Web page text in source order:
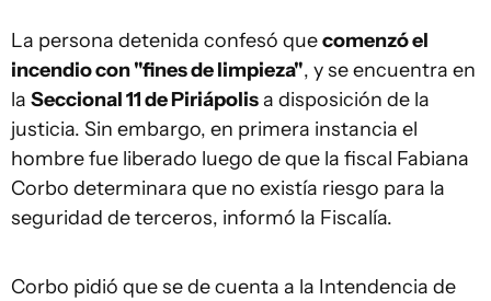
La persona detenida confesó quecomenzó el
incendio con "fines de limpieza", y se encuentra en
la Seccional 11 de Piriápolisa disposición de la
justicia. Sin embargo, en primera instancia el
hombre fue liberado luego de que la fiscal Fabiana
Corbo determinara que no existía riesgo para la
seguridad de terceros, informó la Fiscalía.
Corbo pidió que se de cuenta a la Intendencia de